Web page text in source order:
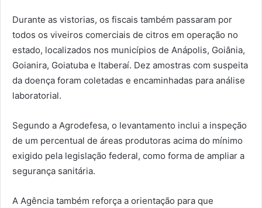
Durante as vistorias, os fiscais também passaram por
todos os viveiros comerciais de citros em operação no
estado, localizados nos municípios de Anápolis, Goiânia,
Goianira, Goiatuba e Itaberaí. Dez amostras com suspeita
da doença foram coletadas e encaminhadas para análise
laboratorial.
Segundo a Agrodefesa, o levantamento inclui a inspeção
de um percentual de áreas produtoras acima do mínimo
exigido pela legislação federal, como forma de ampliar a
segurança sanitária.
A Agência também reforça a orientação para que